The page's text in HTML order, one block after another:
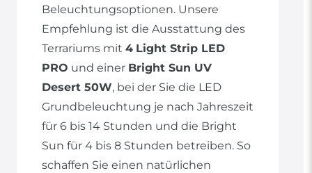
Beleuchtungsoptionen. Unsere
Empfehlung ist die Ausstattung des
Terrariums mit 4 Light Strip LED
PRO und einer Bright Sun UV
Desert 50W, bei der Sie die LED
Grundbeleuchtung je nach Jahreszeit
für 6 bis 14 Stunden und die Bright
Sun für 4 bis 8 Stunden betreiben. So
schaffen Sie einen natürlichen